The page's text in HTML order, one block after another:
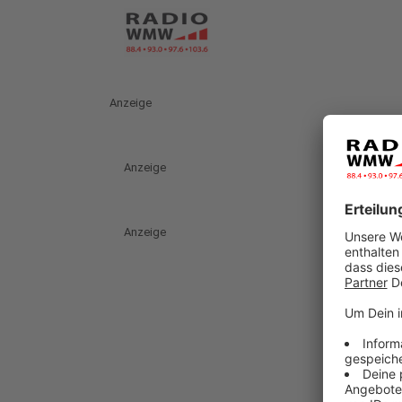
Anzeige
Anzeige
Anzeige